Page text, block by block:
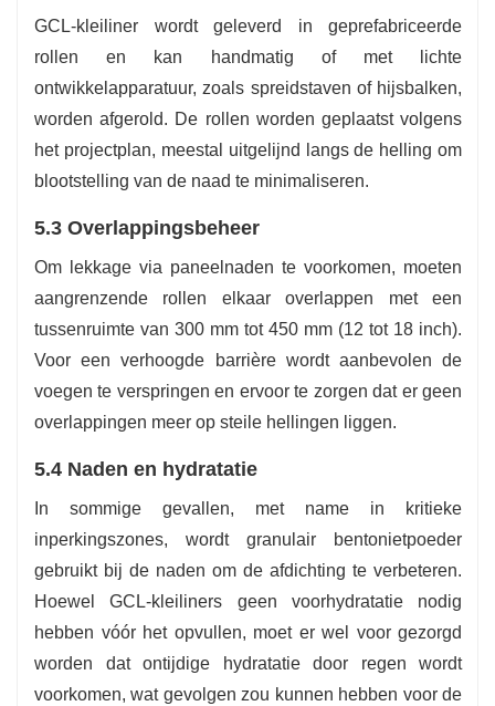
GCL-kleiliner wordt geleverd in geprefabriceerde
rollen en kan handmatig of met lichte
ontwikkelapparatuur, zoals spreidstaven of hijsbalken,
worden afgerold. De rollen worden geplaatst volgens
het projectplan, meestal uitgelijnd langs de helling om
blootstelling van de naad te minimaliseren.
5.3 Overlappingsbeheer
Om lekkage via paneelnaden te voorkomen, moeten
aangrenzende rollen elkaar overlappen met een
tussenruimte van 300 mm tot 450 mm (12 tot 18 inch).
Voor een verhoogde barrière wordt aanbevolen de
voegen te verspringen en ervoor te zorgen dat er geen
overlappingen meer op steile hellingen liggen.
5.4 Naden en hydratatie
In sommige gevallen, met name in kritieke
inperkingszones, wordt granulair bentonietpoeder
gebruikt bij de naden om de afdichting te verbeteren.
Hoewel GCL-kleiliners geen voorhydratatie nodig
hebben vóór het opvullen, moet er wel voor gezorgd
worden dat ontijdige hydratatie door regen wordt
voorkomen, wat gevolgen zou kunnen hebben voor de